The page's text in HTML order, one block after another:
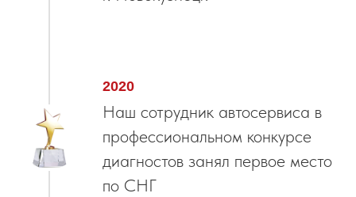
2020
Наш сотрудник автосервиса в
профессиональном конкурсе
диагностов занял первое место
по СНГ